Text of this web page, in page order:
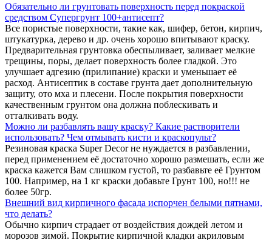
Обязательно ли грунтовать поверхность перед покраской
средством Супергрунт 100+антисепт?
Все пористые поверхности, такие как, шифер, бетон, кирпич,
штукатурка, дерево и др. очень хорошо впитывают краску.
Предварительная грунтовка обеспыливает, заливает мелкие
трещины, поры, делает поверхность более гладкой. Это
улучшает адгезию (прилипание) краски и уменьшает её
расход. Антисептик в составе грунта дает дополнительную
защиту, ото мха и плесени. После покрытия поверхности
качественным грунтом она должна поблескивать и
отталкивать воду.
Можно ли разбавлять вашу краску? Какие растворители
использовать? Чем отмывать кисти и краскопульт?
Резиновая краска Super Decor не нуждается в разбавлении,
перед применением её достаточно хорошо размешать, если же
краска кажется Вам слишком густой, то разбавьте её Грунтом
100. Например, на 1 кг краски добавьте Грунт 100, но!!! не
более 50гр.
Внешний вид кирпичного фасада испорчен белыми пятнами,
что делать?
Обычно кирпич страдает от воздействия дождей летом и
морозов зимой. Покрытие кирпичной кладки акриловым